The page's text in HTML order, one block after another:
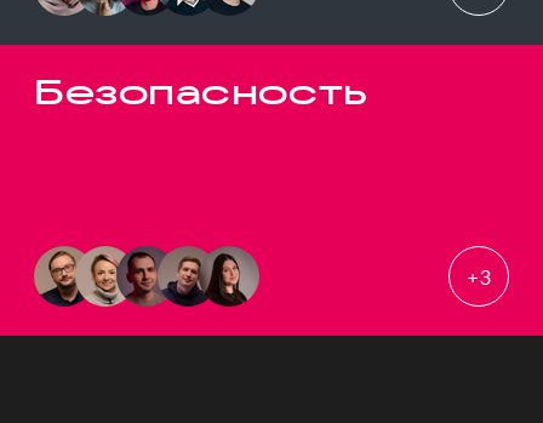
Безопасность
+3